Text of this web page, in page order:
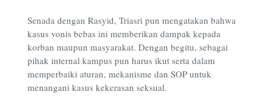
Senada dengan Rasyid, Triasri pun mengatakan bahwa
kasus vonis bebas ini memberikan dampak kepada
korban maupun masyarakat. Dengan begitu, sebagai
pihak internal kampus pun harus ikut serta dalam
memperbaiki aturan, mekanisme dan SOP untuk
menangani kasus kekerasan seksual.